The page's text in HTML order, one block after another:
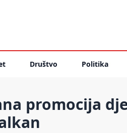
Društvo Politika
promocija